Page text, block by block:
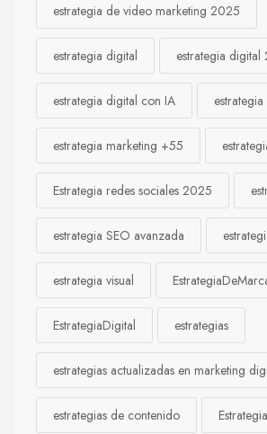
estrategia de video marketing 2025
estrategia digital estrategia digital
estrategia digital con IA
estrategia marketing +55
Estrategia redes sociales 2025
estrategia SEO avanzada
estrategia visual
EstrategiaDigital estrategias
estrategias actualizadas en marketing
estrategias de contenido